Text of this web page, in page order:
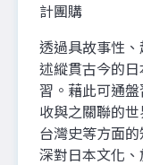
計團購
透過具故事性
述縱貫古今的
習。藉此可通
收與之關聯的
台灣史等方面
深對日本文化